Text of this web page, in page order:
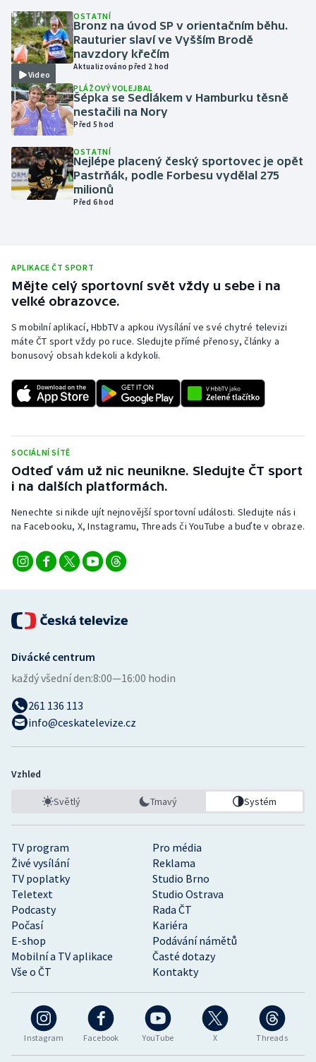
Lyže a snowboard
Moderní pětiboj
Motorsport
Olympijské hry
Parasport
Plavání
Ragby
Rychlobruslení
Rychlostní kanoistika
Sportovní střelba
Stolní tenis
Triatlon
Veslování
Volejbal
Ostatní
Video
OSTATNÍ
Bronz na úvod SP v orientačním běhu.
Rauturier slaví ve Vyšším Brodě
navzdory křečím
Aktualizováno před 2 hod
PLÁŽOVÝ VOLEJBAL
Šépka se Sedlákem v Hamburku těsně
nestačili na Nory
Před 5 hod
OSTATNÍ
Nejlépe placený český sportovec je opět
Pastrňák, podle Forbesu vydělal 275
milionů
Před 6 hod
APLIKACE ČT SPORT
Mějte celý sportovní svět vždy u sebe i na
velké obrazovce.
S mobilní aplikací, HbbTV a apkou iVysílání ve své chytré televizi
máte ČT sport vždy po ruce. Sledujte přímé přenosy, články a
bonusový obsah kdekoli a kdykoli.
SOCIÁLNÍ SÍTĚ
Odteď vám už nic neunikne. Sledujte ČT sport
i na dalších platformách.
Nenechte si nikde ujít nejnovější sportovní události. Sledujte nás i
na Facebooku, X, Instagramu, Threads či YouTube a buďte v obraze.
Instagram Facebook YouTube X Threads
TV program
Pro média
Živé vysílání
Reklama
TV poplatky
Studio Brno
Teletext
Studio Ostrava
Podcasty
Rada ČT
Počasí
Kariéra
E-shop
Podávání námětů
Mobilní a TV aplikace
Časté dotazy
Vše o ČT
Kontakty
Divácké centrum
každý všední den:8:00—16:00 hodin
261 136 113
info@ceskatelevize.cz
Vzhled
Světlý Tmavý Systém